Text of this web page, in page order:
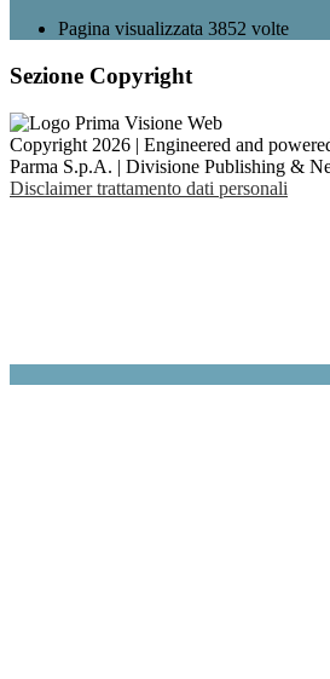
Pagina visualizzata 3852 volte
Sezione Copyright
Copyright 2026 | Engineered and
Parma S.p.A. | Divisione Publishing &
Disclaimer trattamento dati personali